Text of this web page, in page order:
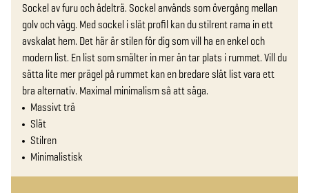
Sockel av furu och ädelträ. Sockel används som övergång mellan
golv och vägg. Med sockel i slät profil kan du stilrent rama in ett
avskalat hem. Det här är stilen för dig som vill ha en enkel och
modern list. En list som smälter in mer än tar plats i rummet. Vill du
sätta lite mer prägel på rummet kan en bredare slät list vara ett
bra alternativ. Maximal minimalism så att säga.
Massivt trä
Slät
Stilren
Minimalistisk